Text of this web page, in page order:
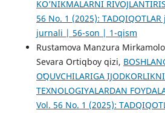
KO’NIKMALARNI
56 No. 1 (2025):
jurnali | 56-son | 1-qism
Rustamova Manzura
Sevara Ortiqboy qizi,
OʻQUVCHILARIGA
TEXNOLOGIYALARDAN
Vol. 56 No. 1 (2025):